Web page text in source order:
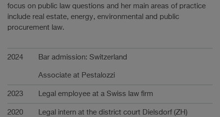
focus on public law questions and her main areas of practice
include real estate, energy, environmental and public
procurement law.
Karriere
2024 Bar admission: Switzerland
Associate at Pestalozzi
2023 Legal employee at a Swiss law firm
2020 Legal intern at the district court Dielsdorf (ZH)